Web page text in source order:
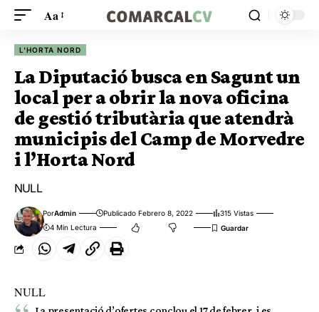
Aa
L'HORTA NORD
La Diputació busca en Sagunt un
local per a obrir la nova oficina
de gestió tributària que atendrà
municipis del Camp de Morvedre
i l’Horta Nord
NULL
PorAdmin Publicado Febrero 8, 2022
315 Vistas
4 Min Lectura
NULL